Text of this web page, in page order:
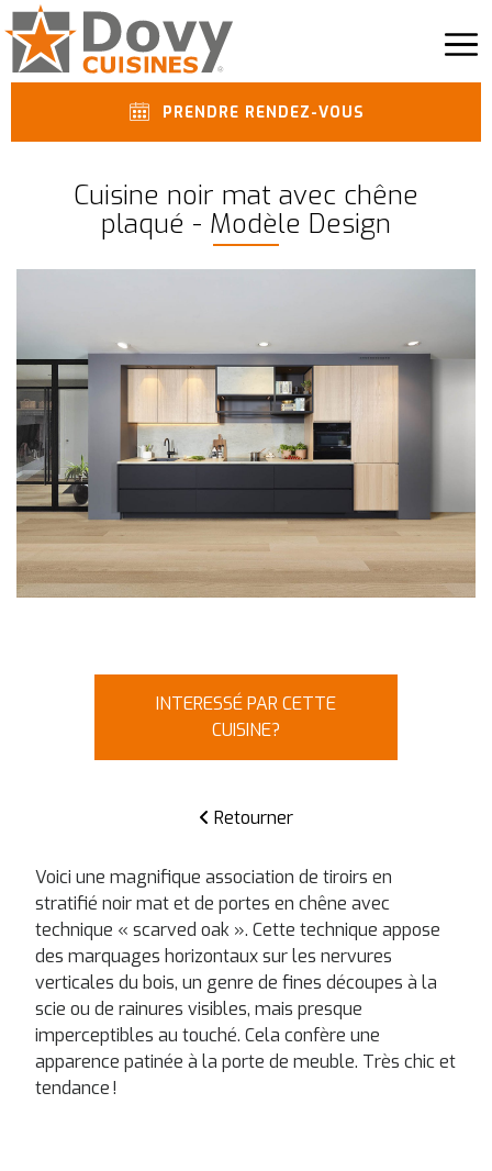
PRENDRE RENDEZ-VOUS
Cuisine noir mat avec chêne
plaqué - Modèle Design
INTERESSÉ PAR CETTE
CUISINE?
Retourner
Voici une magnifique association de tiroirs en
stratifié noir mat et de portes en chêne avec
technique « scarved oak ». Cette technique appose
des marquages horizontaux sur les nervures
verticales du bois, un genre de fines découpes à la
scie ou de rainures visibles, mais presque
imperceptibles au touché. Cela confère une
apparence patinée à la porte de meuble. Très chic et
tendance !